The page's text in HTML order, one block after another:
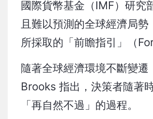
國際貨幣基金（IMF）研究
且難以預測的全球經濟局
所採取的「前瞻指引」（
隨著全球經濟環境不斷變
Brooks 指出，決策者隨著
「再自然不過」的過程。